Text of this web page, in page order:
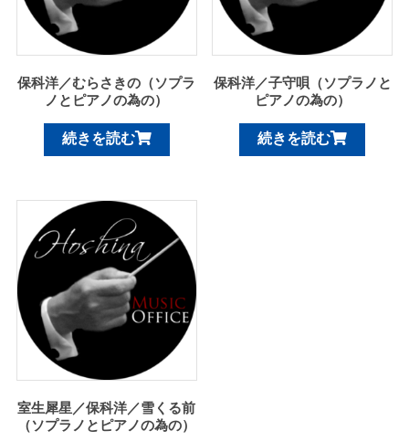
保科洋／むらさきの（ソプラ
ノとピアノの為の）
続きを読む
保科洋／子守唄（ソプラノと
ピアノの為の）
続きを読む
室生犀星／保科洋／雪くる前
（ソプラノとピアノの為の）